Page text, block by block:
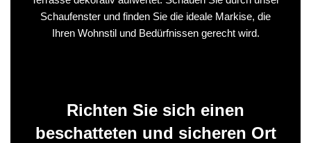
Schaufenster und finden Sie die ideale Markise, die
Ihren Wohnstil und Bedürfnissen gerecht wird.
Richten Sie sich einen
beschatteten und sicheren Ort